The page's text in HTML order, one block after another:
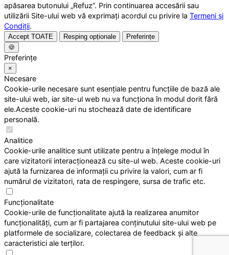
apăsarea butonului „Refuz”. Prin continuarea accesării sau
utilizării Site-ului web vă exprimați acordul cu privire la Termeni și
Condiții.
Accept TOATE Resping opționale
Preferințe
🍪
Preferințe
×
Necesare
Cookie-urile necesare sunt esențiale pentru funcțiile de bază ale
site-ului web, iar site-ul web nu va funcționa în modul dorit fără
ele.Aceste cookie-uri nu stochează date de identificare
personală.
Analitice
Cookie-urile analitice sunt utilizate pentru a înțelege modul în
care vizitatorii interacționează cu site-ul web. Aceste cookie-uri
ajută la furnizarea de informații cu privire la valori, cum ar fi
numărul de vizitatori, rata de respingere, sursa de trafic etc.
Funcționalitate
Cookie-urile de funcționalitate ajută la realizarea anumitor
funcționalități, cum ar fi partajarea conținutului site-ului web pe
platformele de socializare, colectarea de feedback și alte
caracteristici ale terților.